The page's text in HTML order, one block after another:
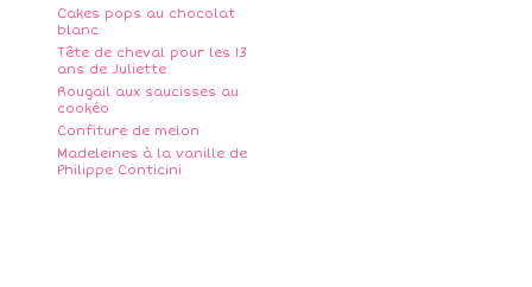
Cakes pops au chocolat
blanc
Tête de cheval pour les 13
ans de Juliette
Rougail aux saucisses au
cookéo
Confiture de melon
Madeleines à la vanille de
Philippe Conticini